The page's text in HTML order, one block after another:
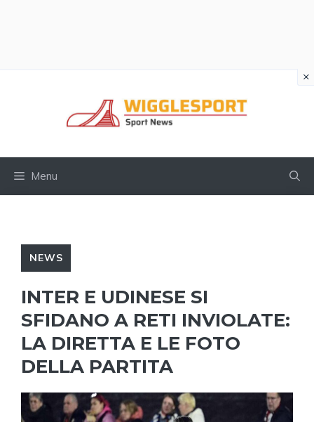
Menu
NEWS
INTER E UDINESE SI
SFIDANO A RETI INVIOLATE:
LA DIRETTA E LE FOTO
DELLA PARTITA
×